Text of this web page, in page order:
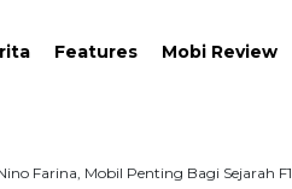
Features Mobi Review
Farina, Mobil Penting Bagi Sejarah F1